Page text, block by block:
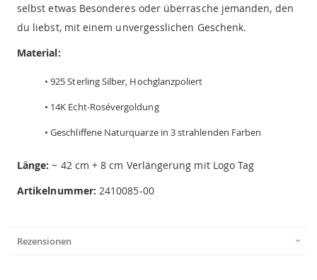
selbst etwas Besonderes oder überrasche jemanden, den
du liebst, mit einem unvergesslichen Geschenk.
Material:
• 925 Sterling Silber, Hochglanzpoliert
• 14K Echt-Rosévergoldung
• Geschliffene Naturquarze in 3 strahlenden Farben
Länge: ~ 42 cm + 8 cm Verlängerung mit Logo Tag
Artikelnummer: 2410085-00
Rezensionen